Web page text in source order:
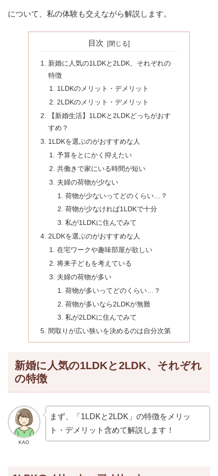
について、私の体験も交えながら解説します。
目次
新婚に人気の1LDKと2LDK、それぞれの
特徴
1LDKのメリット・デメリット
2LDKのメリット・デメリット
【新婚生活】1LDKと2LDKどっちがおす
すめ？
1LDKを選ぶのがおすすめな人
予算をとにかく抑えたい
共働きで家にいる時間が短い
夫婦の荷物が少ない
荷物が少ないってどのくらい…？
荷物が少なければ1LDKで十分
私が1LDKに住んでみて
2LDKを選ぶのがおすすめな人
在宅ワークや趣味部屋が欲しい
将来子どもを考えている
夫婦の荷物が多い
荷物が多いってどのくらい…？
荷物が多いなら2LDKが無難
私が2LDKに住んでみて
間取りが広い狭いを決めるのは自分次第
新婚に人気の1LDKと2LDK、それぞれ
の特徴
KAO
まず、「1LDKと2LDK」の特徴をメリッ
ト・デメリット含めて解説します！